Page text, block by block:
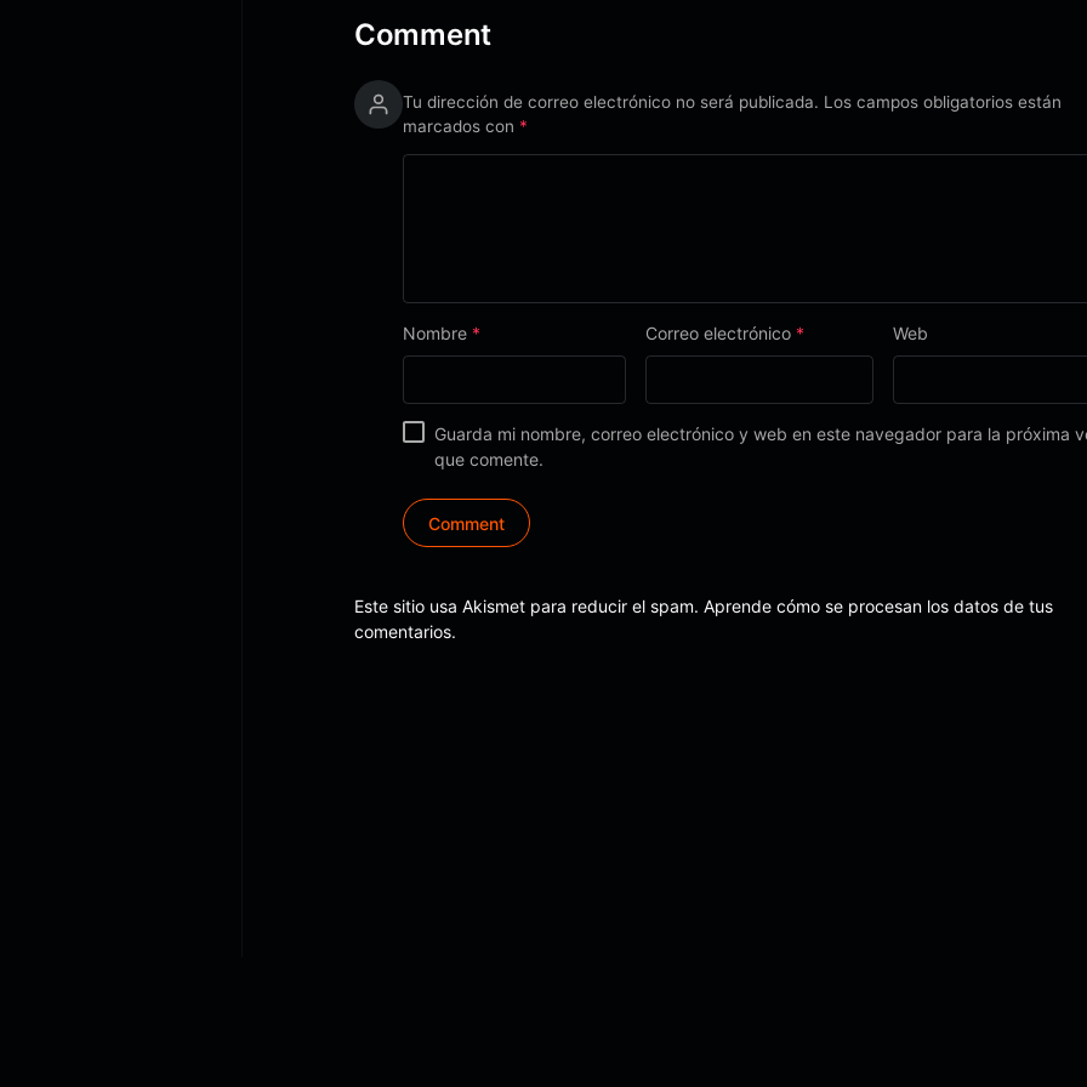
Comment
Tu dirección de correo electrónico no será publicada. Los campos obligatorios están
marcados con *
Nombre * Correo electrónico * Web
Guarda mi nombre, correo electrónico y web en este navegador para la próxima
que comente.
Este sitio usa Akismet para reducir el spam. Aprende cómo se procesan los datos de tus
comentarios.